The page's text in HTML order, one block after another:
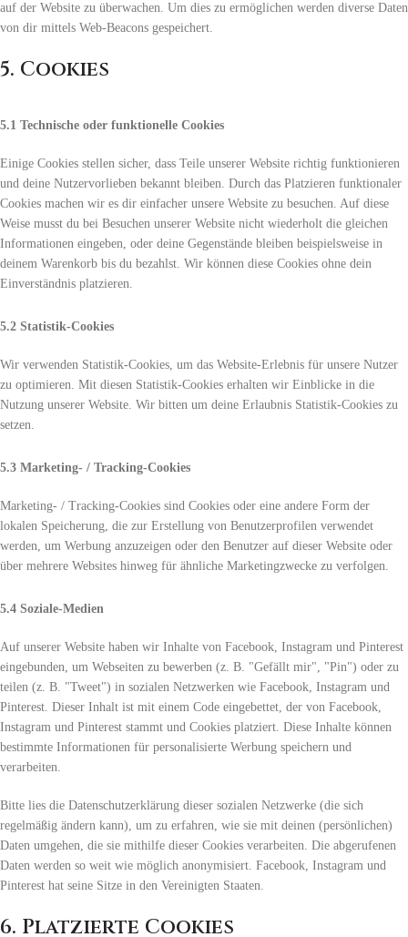
auf der Website zu überwachen. Um dies zu ermöglichen werden diverse Daten
von dir mittels Web-Beacons gespeichert.
5. Cookies
5.1 Technische oder funktionelle Cookies
Einige Cookies stellen sicher, dass Teile unserer Website richtig funktionieren
und deine Nutzervorlieben bekannt bleiben. Durch das Platzieren funktionaler
Cookies machen wir es dir einfacher unsere Website zu besuchen. Auf diese
Weise musst du bei Besuchen unserer Website nicht wiederholt die gleichen
Informationen eingeben, oder deine Gegenstände bleiben beispielsweise in
deinem Warenkorb bis du bezahlst. Wir können diese Cookies ohne dein
Einverständnis platzieren.
5.2 Statistik-Cookies
Wir verwenden Statistik-Cookies, um das Website-Erlebnis für unsere Nutzer
zu optimieren. Mit diesen Statistik-Cookies erhalten wir Einblicke in die
Nutzung unserer Website. Wir bitten um deine Erlaubnis Statistik-Cookies zu
setzen.
5.3 Marketing- / Tracking-Cookies
Marketing- / Tracking-Cookies sind Cookies oder eine andere Form der
lokalen Speicherung, die zur Erstellung von Benutzerprofilen verwendet
werden, um Werbung anzuzeigen oder den Benutzer auf dieser Website oder
über mehrere Websites hinweg für ähnliche Marketingzwecke zu verfolgen.
5.4 Soziale-Medien
Auf unserer Website haben wir Inhalte von Facebook, Instagram und Pinterest
eingebunden, um Webseiten zu bewerben (z. B. "Gefällt mir", "Pin") oder zu
teilen (z. B. "Tweet") in sozialen Netzwerken wie Facebook, Instagram und
Pinterest. Dieser Inhalt ist mit einem Code eingebettet, der von Facebook,
Instagram und Pinterest stammt und Cookies platziert. Diese Inhalte können
bestimmte Informationen für personalisierte Werbung speichern und
verarbeiten.
Bitte lies die Datenschutzerklärung dieser sozialen Netzwerke (die sich
regelmäßig ändern kann), um zu erfahren, wie sie mit deinen (persönlichen)
Daten umgehen, die sie mithilfe dieser Cookies verarbeiten. Die abgerufenen
Daten werden so weit wie möglich anonymisiert. Facebook, Instagram und
Pinterest hat seine Sitze in den Vereinigten Staaten.
6. Platzierte Cookies